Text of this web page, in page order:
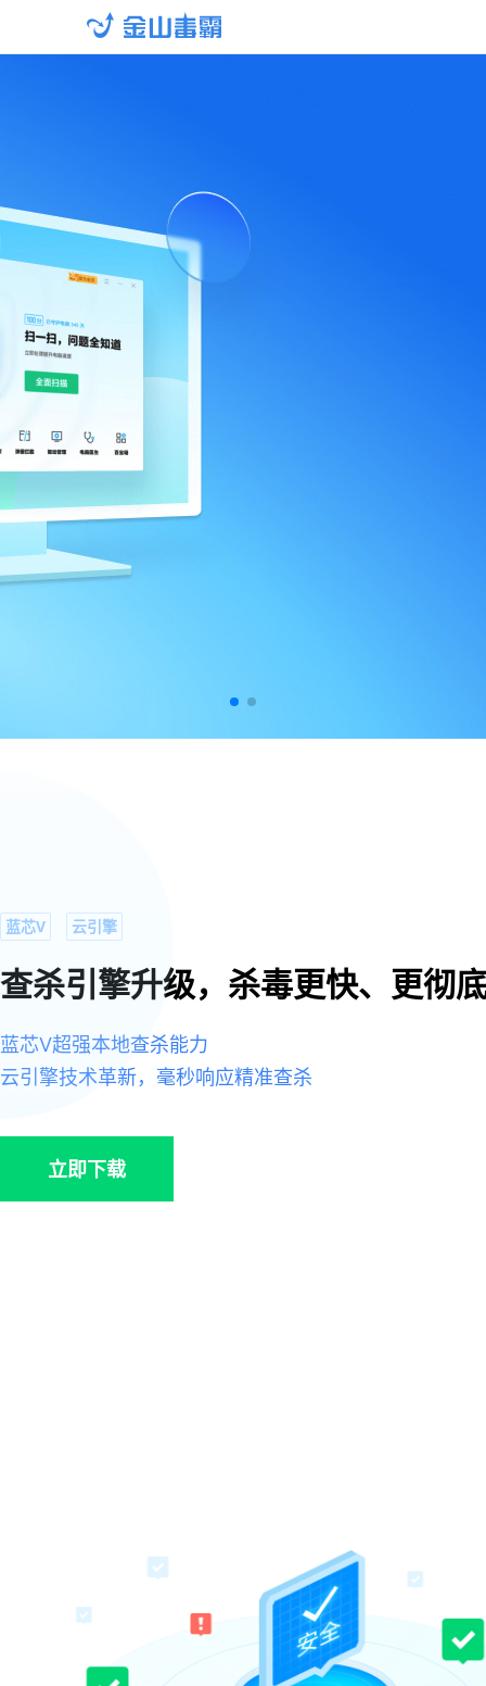
蓝芯V 云引擎
查杀引擎升级，杀毒更快、更彻
蓝芯Ⅴ超强本地查杀能力
云引擎技术革新，毫秒响应精准查杀
立即下载